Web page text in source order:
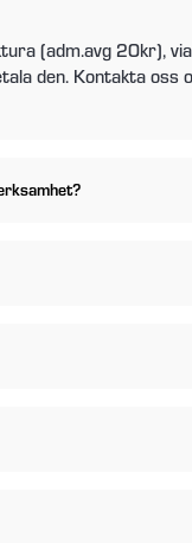
(adm.avg 20kr),
den. Kontakta oss